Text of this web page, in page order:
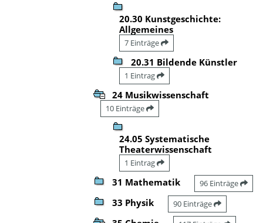
20.30 Kunstgeschichte:
Allgemeines
7 Einträge
20.31 Bildende Künstler
1 Eintrag
24 Musikwissenschaft
10 Einträge
24.05 Systematische
Theaterwissenschaft
1 Eintrag
31 Mathematik 96 Einträge
33 Physik 90 Einträge